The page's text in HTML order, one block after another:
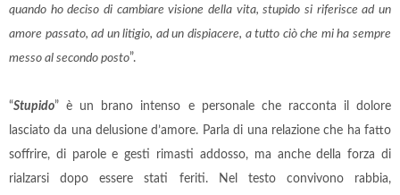
quando ho deciso di cambiare visione della vita, stupido si riferisce ad un
amore passato, ad un litigio, ad un dispiacere, a tutto ciò che mi ha sempre
messo al secondo posto”.
“Stupido” è un brano intenso e personale che racconta il dolore
lasciato da una delusione d’amore. Parla di una relazione che ha fatto
soffrire, di parole e gesti rimasti addosso, ma anche della forza di
rialzarsi dopo essere stati feriti. Nel testo convivono rabbia,